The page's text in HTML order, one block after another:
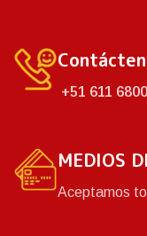
+51 611 6800
MEDIOS
Aceptamos